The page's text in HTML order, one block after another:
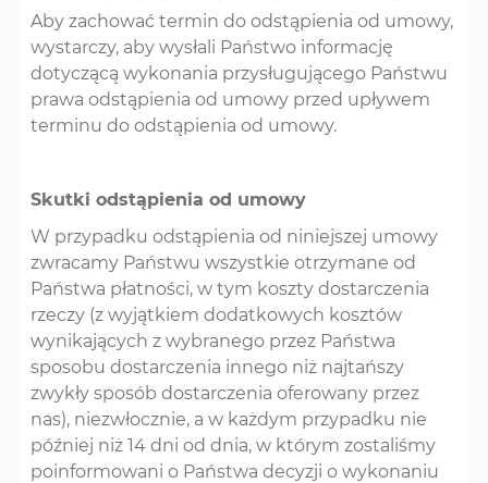
Aby zachować termin do odstąpienia od umowy,
wystarczy, aby wysłali Państwo informację
dotyczącą wykonania przysługującego Państwu
prawa odstąpienia od umowy przed upływem
terminu do odstąpienia od umowy.
Skutki odstąpienia od umowy
W przypadku odstąpienia od niniejszej umowy
zwracamy Państwu wszystkie otrzymane od
Państwa płatności, w tym koszty dostarczenia
rzeczy (z wyjątkiem dodatkowych kosztów
wynikających z wybranego przez Państwa
sposobu dostarczenia innego niż najtańszy
zwykły sposób dostarczenia oferowany przez
nas), niezwłocznie, a w każdym przypadku nie
później niż 14 dni od dnia, w którym zostaliśmy
poinformowani o Państwa decyzji o wykonaniu